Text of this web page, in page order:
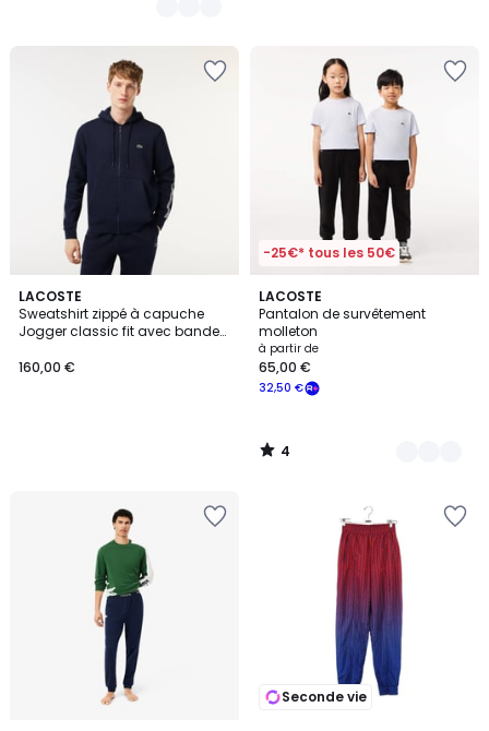
LACOSTE
Sweatshirt zippé à capuche
Jogger classic fit avec bandes
160,00 €
-25€* tous les 50€
LACOSTE
Pantalon de survêtement
molleton
à partir de
32,50 €
65,00 €
4
/
5
2
Couleurs
4
/
Seconde vie